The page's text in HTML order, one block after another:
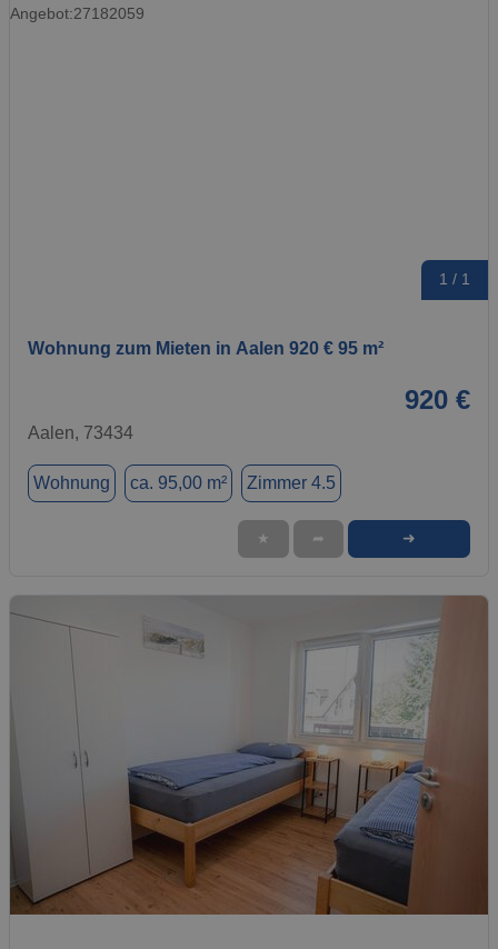
1 / 1
Wohnung zum Mieten in Aalen 920 € 95 m²
920 €
Aalen, 73434
Wohnung ca. 95,00 m² Zimmer 4.5
★ ➦ ➜